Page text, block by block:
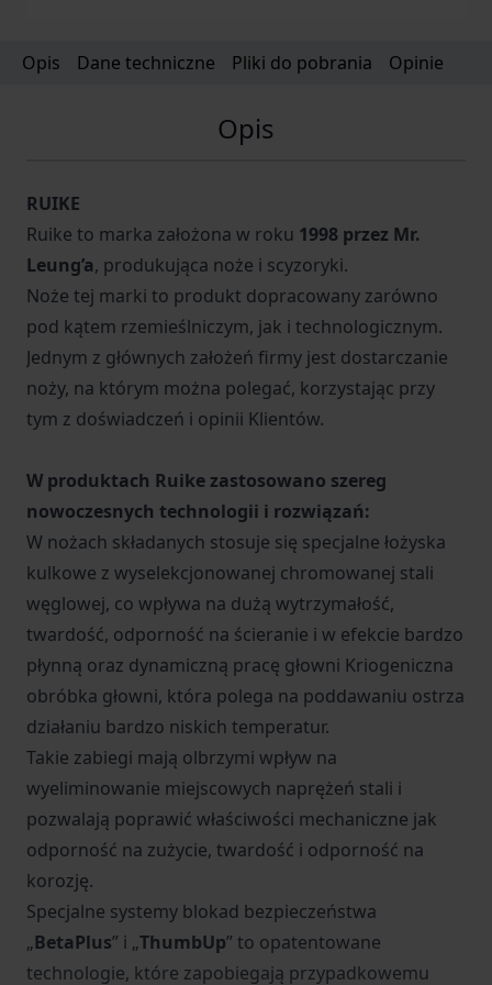
Opis Dane techniczne Pliki do pobrania Opinie
Opis
RUIKE
Ruike to marka założona w roku 1998 przez Mr.
Leung’a, produkująca noże i scyzoryki.
Noże tej marki to produkt dopracowany zarówno
pod kątem rzemieślniczym, jak i technologicznym.
Jednym z głównych założeń firmy jest dostarczanie
noży, na którym można polegać, korzystając przy
tym z doświadczeń i opinii Klientów.
W produktach Ruike zastosowano szereg
nowoczesnych technologii i rozwiązań:
W nożach składanych stosuje się specjalne łożyska
kulkowe z wyselekcjonowanej chromowanej stali
węglowej, co wpływa na dużą wytrzymałość,
twardość, odporność na ścieranie i w efekcie bardzo
płynną oraz dynamiczną pracę głowni Kriogeniczna
obróbka głowni, która polega na poddawaniu ostrza
działaniu bardzo niskich temperatur.
Takie zabiegi mają olbrzymi wpływ na
wyeliminowanie miejscowych naprężeń stali i
pozwalają poprawić właściwości mechaniczne jak
odporność na zużycie, twardość i odporność na
korozję.
Specjalne systemy blokad bezpieczeństwa
„BetaPlus” i „ThumbUp” to opatentowane
technologie, które zapobiegają przypadkowemu